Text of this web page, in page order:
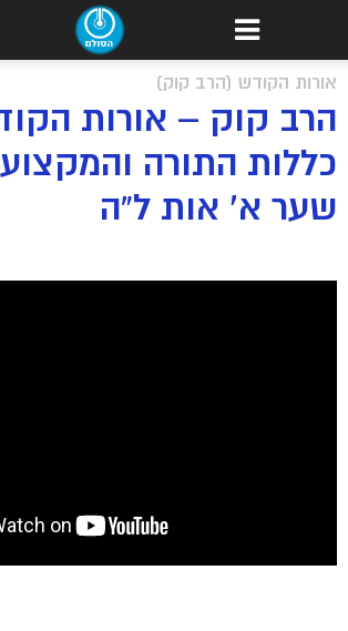
אורות הקודש (הרב קוק)
הרב קוק – אורות
כללות התורה
שער א’ אות ל”ה